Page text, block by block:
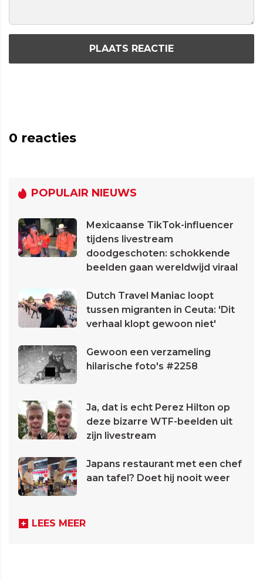
PLAATS REACTIE
0 reacties
POPULAIR NIEUWS
Mexicaanse TikTok-influencer
tijdens livestream
doodgeschoten: schokkende
beelden gaan wereldwijd viraal
Dutch Travel Maniac loopt
tussen migranten in Ceuta: 'Dit
verhaal klopt gewoon niet'
Gewoon een verzameling
hilarische foto's #2258
Ja, dat is echt Perez Hilton op
deze bizarre WTF-beelden uit
zijn livestream
Japans restaurant met een chef
aan tafel? Doet hij nooit weer
LEES MEER